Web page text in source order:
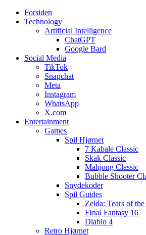
Web3zero.dk
Web3zero.dk
Forsiden
Technology
Artificial Intelligence
ChatGPT
Google Bard
Social Media
TikTok
Snapchat
Meta
Instagram
WhatsApp
X.com
Entertainment
Games
Spil Hjørnet
7 Kabale Classic
Skak Classic
Mahjong Classic
Bubble Shooter
Snydekoder
Spil Guides
Zelda: Tears of
FInal Fantasy 16
Diablo 4
Retro Hjørnet